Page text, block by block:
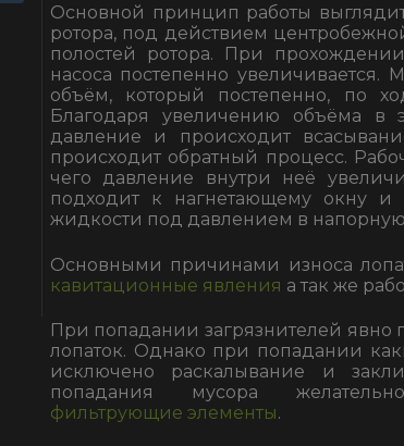
Основной принцип работы
ротора, под действием
полостей ротора. При
насоса постепенно увеличивается.
объём, который постепенно, по
Благодаря увеличению объёма в
давление и происходит
происходит обратный процесс.
чего давление внутри неё
подходит к нагнетающему окну и
жидкости под давлением в напорную
Основными причинами износа
кавитационные явления а так же
При попадании загрязнителей явно
лопаток. Однако при попадании
исключено раскалывание и
попадания мусора
фильтрующие элементы.